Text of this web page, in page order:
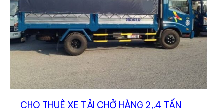
CHO THUÊ XE TẢI CHỞ HÀNG 2,.4 TẤN